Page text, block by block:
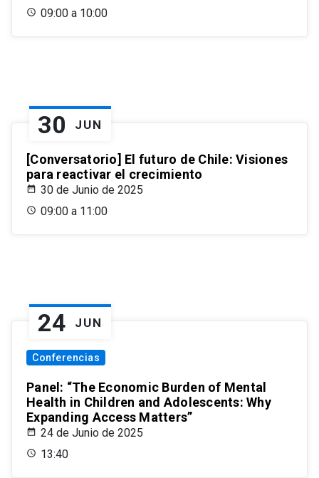
09:00 a 10:00
30 JUN
[Conversatorio] El futuro de Chile: Visiones
para reactivar el crecimiento
30 de Junio de 2025
09:00 a 11:00
24 JUN
Conferencias
Panel: “The Economic Burden of Mental
Health in Children and Adolescents: Why
Expanding Access Matters”
24 de Junio de 2025
13:40